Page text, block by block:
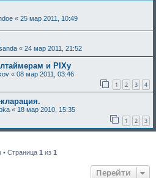
« 25 мар 2011, 10:49
« 24 мар 2011, 21:52
и PIXу
« 08 мар 2011, 03:46
1 2 3 4
« 18 мар 2010, 15:35
1 2 3
• Страница 1 из 1
Перейти